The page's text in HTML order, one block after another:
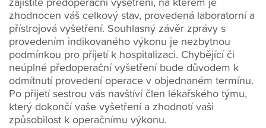
zhodnocen váš celkový stav, provedená laboratorní a
přístrojová vyšetření. Souhlasný závěr zprávy s
provedením indikovaného výkonu je nezbytnou
podmínkou pro přijetí k hospitalizaci. Chybějící či
neúplné předoperační vyšetření bude důvodem k
odmítnutí provedení operace v objednaném termínu.
Po přijetí sestrou vás navštíví člen lékařského týmu,
který dokončí vaše vyšetření a zhodnotí vaši
způsobilost k operačnímu výkonu.